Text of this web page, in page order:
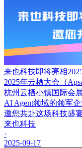
来也科技即将亮相
2025年云栖大会（
杭州云栖小镇国际会
AI Agent领域的领军
邀您共赴这场科技盛宴
来也科技
·
2025-09-17